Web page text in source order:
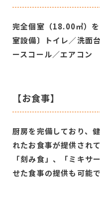
完全個室（18.00㎡）
室設備〕トイレ／洗面
ースコール／エアコン
【お食事】
厨房を完備しており、
れたお食事が提供され
「刻み食」、「ミキサ
せた食事の提供も可能で